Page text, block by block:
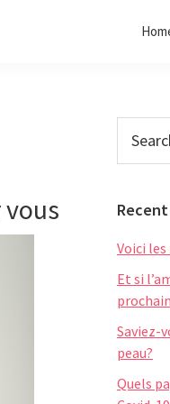
this
Voici
Et si
Saviez-
peau?
Quels